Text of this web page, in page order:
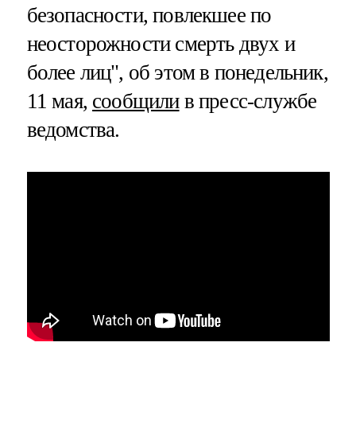
безопасности, повлекшее по
неосторожности смерть двух и
более лиц", об этом в понедельник,
11 мая, сообщилив пресс-службе
ведомства.